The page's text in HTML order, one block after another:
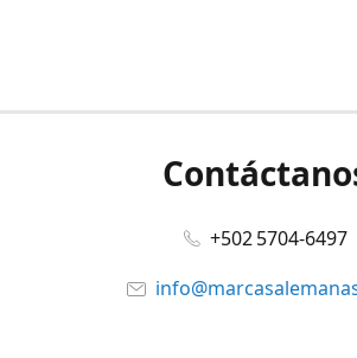
+502 5704-6497